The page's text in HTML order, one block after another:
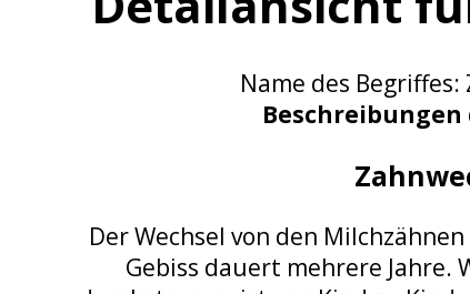
Name des Begriffes:
Beschreibungen
Der Wechsel von den
Gebiss dauert mehrere Jahre.